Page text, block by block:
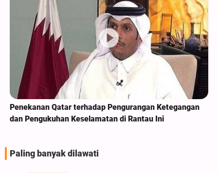
Penekanan Qatar terhadap Pengurangan Ketegangan
dan Pengukuhan Keselamatan di Rantau Ini
Paling banyak dilawati